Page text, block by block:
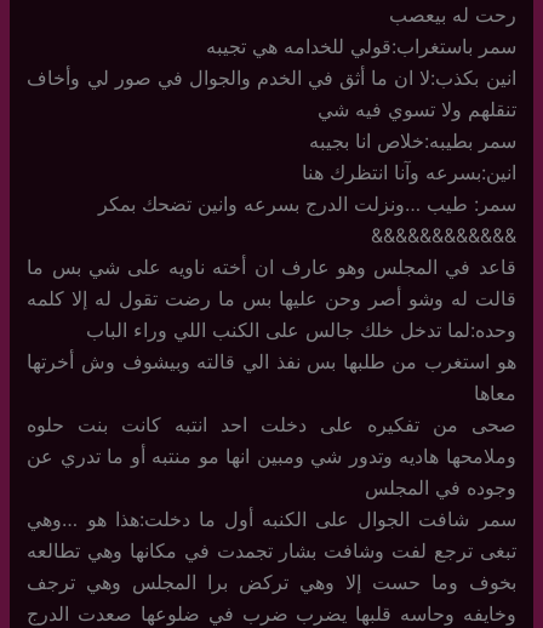
رحت له بيعصب
سمر باستغراب:قولي للخدامه هي تجيبه
انين بكذب:لا ان ما أثق في الخدم والجوال في صور لي وأخاف
تنقلهم ولا تسوي فيه شي
سمر بطيبه:خلاص انا بجيبه
انين:بسرعه وآنا انتظرك هنا
سمر: طيب …ونزلت الدرج بسرعه وانين تضحك بمكر
&&&&&&&&&&&&
قاعد في المجلس وهو عارف ان أخته ناويه على شي بس ما
قالت له وشو أصر وحن عليها بس ما رضت تقول له إلا كلمه
وحده:لما تدخل خلك جالس على الكنب اللي وراء الباب
هو استغرب من طلبها بس نفذ الي قالته وبيشوف وش أخرتها
معاها
صحى من تفكيره على دخلت احد انتبه كانت بنت حلوه
وملامحها هاديه وتدور شي ومبين انها مو منتبه أو ما تدري عن
وجوده في المجلس
سمر شافت الجوال على الكنبه أول ما دخلت:هذا هو …وهي
تبغى ترجع لفت وشافت بشار تجمدت في مكانها وهي تطالعه
بخوف وما حست إلا وهي تركض برا المجلس وهي ترجف
وخايفه وحاسه قلبها يضرب ضرب في ضلوعها صعدت الدرج